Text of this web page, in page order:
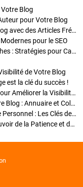
Blog
pour Votre Blog
Stratégies de Publication : Boostez Votre Blog avec des Articles Fréquents et Exclusifs
pour le SEO
Enrichir Vos Articles avec des Contenus Riches : Stratégies pour Captiver et Optimiser
de Votre Blog
est la clé du succès !
Optimisation SEO des Articles : Stratégies pour Améliorer la Visibilité de Votre Blog
Stratégies pour améliorer la visibilité de votre Blog : Annuaire et Collaborations
Pourquoi Investir dans un Nom de Domaine Personnel : Les Clés de la Réussite de Votre Blog
Comment Faire Émerger Votre Blog : Le Pouvoir de la Patience et de la Persévérance